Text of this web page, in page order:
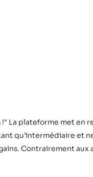
La plateforme met en
qu’intermédiaire et
Contrairement aux